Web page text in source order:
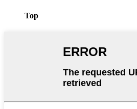
Top